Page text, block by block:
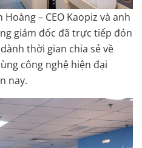
– CEO Kaopiz và anh
giám đốc đã trực tiếp đón
thời gian chia sẻ về
công nghệ hiện đại
nay.